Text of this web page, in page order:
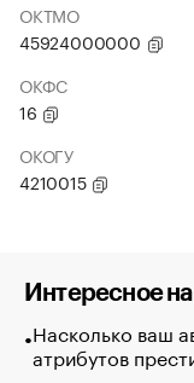
ОКТМО
45924000000
ОКФС
16
ОКОГУ
4210015
Интересное
Насколько ваш
атрибутов